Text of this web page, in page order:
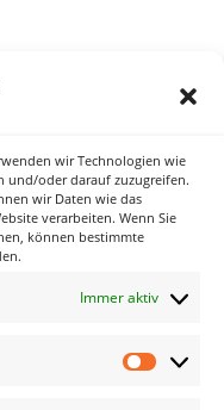
wir Technologien wie
und/oder darauf zuzugreifen.
wir Daten wie das
verarbeiten. Wenn Sie
können bestimmte
Immer aktiv